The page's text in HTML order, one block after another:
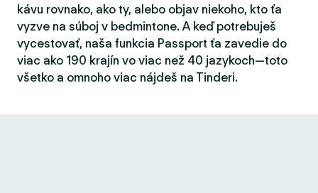
kávu rovnako, ako ty, alebo objav niekoho, kto ťa
vyzve na súboj v bedmintone. A keď potrebuješ
vycestovať, naša funkcia Passport ťa zavedie do
viac ako 190 krajín vo viac než 40 jazykoch—toto
všetko a omnoho viac nájdeš na Tinderi.